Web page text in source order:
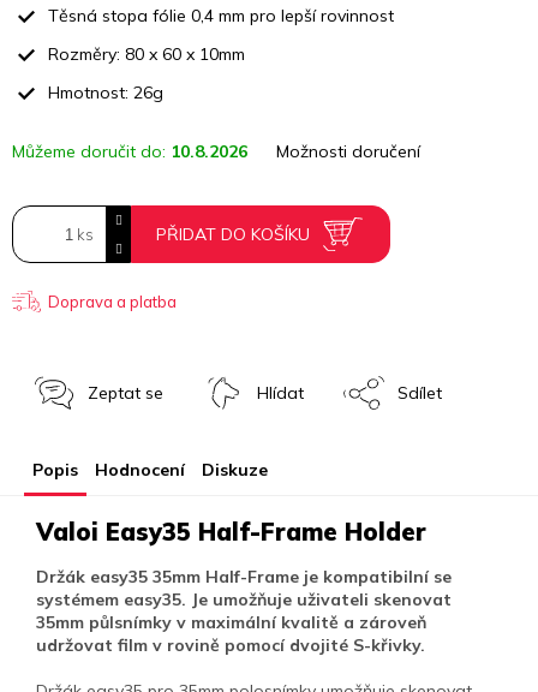
Můžeme doručit do: 10.8.2026 Možnosti doručení
PŘIDAT DO KOŠÍKU
Těsná stopa fólie 0,4 mm pro lepší rovinnost
Rozměry: 80 x 60 x 10mm
Hmotnost: 26g
Doprava a platba
Zeptat se Hlídat Sdílet
Popis Hodnocení Diskuze
Valoi Easy35 Half-Frame Holder
Držák easy35 35mm Half-Frame je kompatibilní se
systémem easy35. Je umožňuje uživateli skenovat
35mm půlsnímky v maximální kvalitě a zároveň
udržovat film v rovině pomocí dvojité S-křivky.